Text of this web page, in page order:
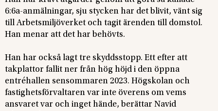
6:6a-anmälningar, sju stycken har det blivit, vänt sig
till Arbetsmiljöverket och tagit ärenden till domstol.
Han menar att det har behövts.
Han har också lagt tre skyddsstopp. Ett efter att
takplattor fallit ner från hög höjd i den öppna
entréhallen sensommaren 2023. Högskolan och
fastighetsförvaltaren var inte överens om vems
ansvaret var och inget hände, berättar Navid